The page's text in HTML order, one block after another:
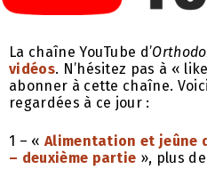
La chaîne YouTube d’
vidéos. N’hésitez pas à «
abonner à cette chaîne.
regardées à ce jour :
1 – « Alimentation et jeûne
– deuxième partie », plus